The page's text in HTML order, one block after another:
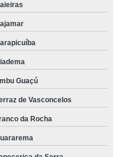
Guaçú
de Vasconcelos
da Rocha